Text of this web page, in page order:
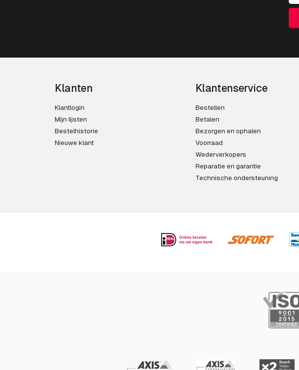
Klanten
Klantlogin
Mijn lijsten
Bestelhistorie
Nieuwe klant
Klantenservice
Bestellen
Betalen
Bezorgen en ophalen
Voorraad
Wederverkopers
Reparatie en garantie
Technische ondersteuning